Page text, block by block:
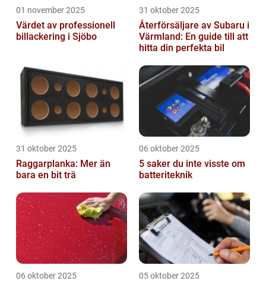
01 november 2025
Värdet av professionell
billackering i Sjöbo
31 oktober 2025
Återförsäljare av Subaru i
Värmland: En guide till att
hitta din perfekta bil
31 oktober 2025
Raggarplanka: Mer än
bara en bit trä
06 oktober 2025
5 saker du inte visste om
batteriteknik
06 oktober 2025 05 oktober 2025